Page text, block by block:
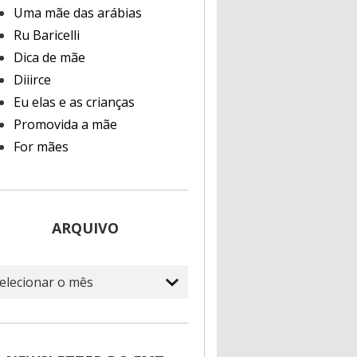
Uma mãe das arábias
Ru Baricelli
Dica de mãe
Diiirce
Eu elas e as crianças
Promovida a mãe
For mães
ARQUIVO